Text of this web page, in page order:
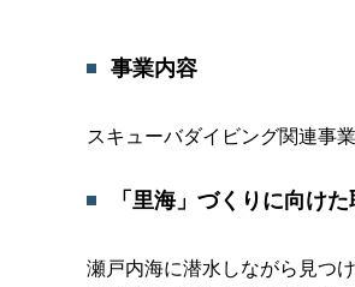
事業内容
スキューバダイビング関連事業
「里海」づくりに向け
瀬戸内海に潜水しながら見つ